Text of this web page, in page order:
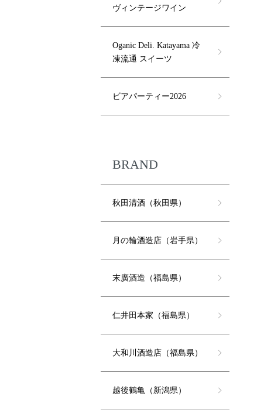
ヴィンテージワイン
Oganic Deli. Katayama 冷
凍流通 スイーツ
ビアパーティー2026
BRAND
秋田清酒（秋田県）
月の輪酒造店（岩手県）
末廣酒造（福島県）
仁井田本家（福島県）
大和川酒造店（福島県）
越後鶴亀（新潟県）